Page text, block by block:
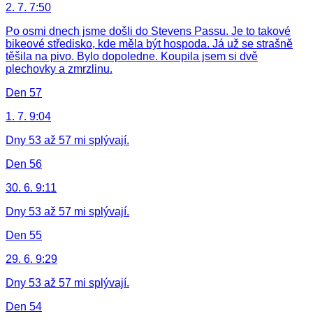
2. 7. 7:50
Po osmi dnech jsme došli do Stevens Passu. Je to takové
bikeové středisko, kde měla být hospoda. Já už se strašně
těšila na pivo. Bylo dopoledne. Koupila jsem si dvě
plechovky a zmrzlinu.
Den 57
1. 7. 9:04
Dny 53 až 57 mi splývají.
Den 56
30. 6. 9:11
Dny 53 až 57 mi splývají.
Den 55
29. 6. 9:29
Dny 53 až 57 mi splývají.
Den 54